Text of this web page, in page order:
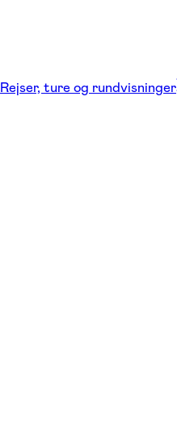
Rejser, ture og rundvisninger